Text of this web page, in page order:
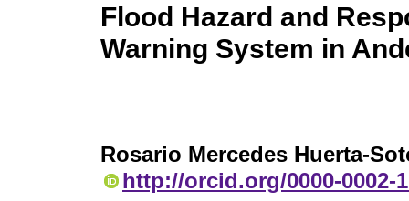
Flood Hazard and
Warning System in
Rosario Mercedes Huerta-
http://orcid.org/0000-0002-